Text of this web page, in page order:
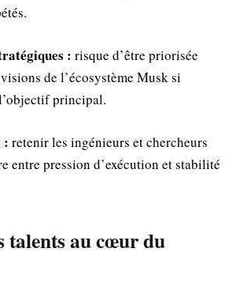
: risque d’être priorisée
de l’écosystème Musk si
principal.
: retenir les ingénieurs et chercheurs
entre pression d’exécution et stabilité
talents au cœur du